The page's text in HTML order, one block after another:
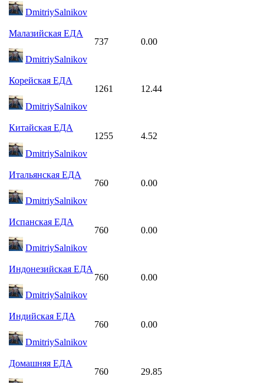
DmitriySalnikov
Малазийская ЕДА
DmitriySalnikov
737 0.00
Корейская ЕДА
DmitriySalnikov
1261 12.44
Китайская ЕДА
DmitriySalnikov
1255 4.52
Итальянская ЕДА
DmitriySalnikov
760 0.00
Испанская ЕДА
DmitriySalnikov
760 0.00
Индонезийская ЕДА
DmitriySalnikov
760 0.00
Индийская ЕДА
DmitriySalnikov
760 0.00
Домашняя ЕДА
760 29.85